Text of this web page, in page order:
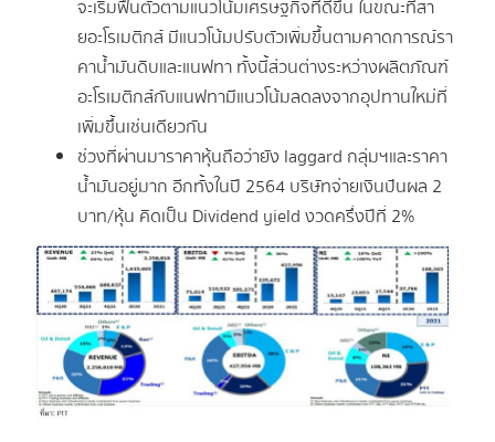
จะเริ่มฟื้นตัวตามแนวโน้มเศรษฐกิจที่ดีขึ้น ในขณะที่สา
ยอะโรเมติกส์ มีแนวโน้มปรับตัวเพิ่มขึ้นตามคาดการณ์รา
คาน้ํามันดิบและแนฟทา ทั้งนี้ส่วนต่างระหว่างผลิตภัณฑ์
อะโรเมติกส์กับแนฟทามีแนวโน้มลดลงจากอุปทานใหม่ที่
เพิ่มขึ้นเช่นเดียวกัน
ช่วงที่ผ่านมาราคาหุ้นถือว่ายัง laggard กลุ่มฯและราคา
น้ำมันอยู่มาก อีกทั้งในปี 2564 บริษัทจ่ายเงินปันผล 2
บาท/หุ้น คิดเป็น Dividend yield งวดครึ่งปีที่ 2%